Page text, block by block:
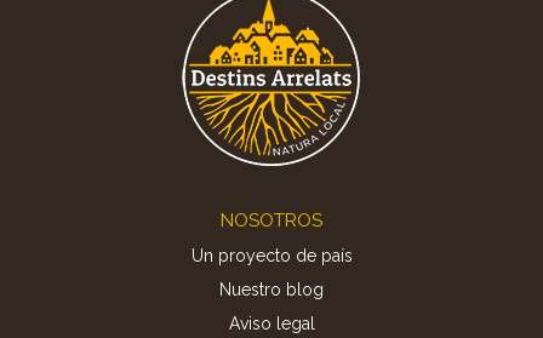
NOSOTROS
Un proyecto de país
Nuestro blog
Aviso legal